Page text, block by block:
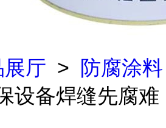
展厅 >
防腐涂料
设备焊缝先腐难